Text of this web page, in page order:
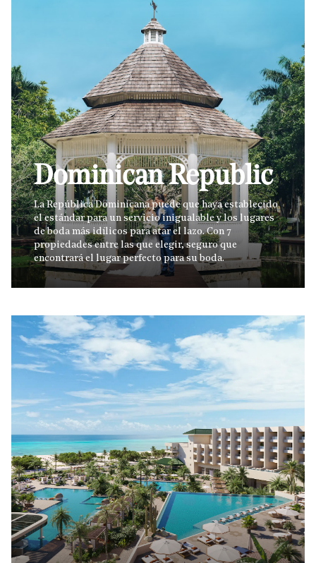
Dominican Republic
La República Dominicana puede que haya establecido
el estándar para un servicio inigualable y los lugares
de boda más idílicos para atar el lazo. Con 7
propiedades entre las que elegir, seguro que
encontrará el lugar perfecto para su boda.